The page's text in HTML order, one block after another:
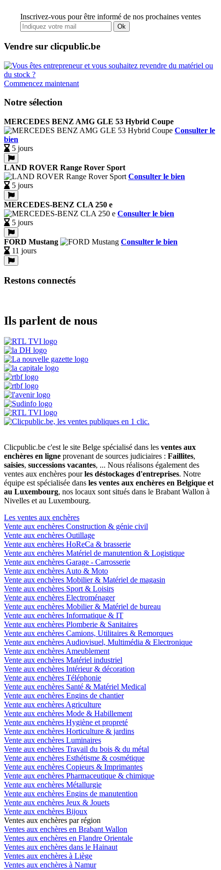
Inscrivez-vous pour être informé de nos prochaines ventes
Ok
Vendre sur clicpublic.be
Commencez maintenant
Notre sélection
MERCEDES BENZ AMG GLE 53 Hybrid Coupe
Consulter le
bien
5 jours
LAND ROVER Range Rover Sport
Consulter le bien
5 jours
MERCEDES-BENZ CLA 250 e
Consulter le bien
5 jours
FORD Mustang
Consulter le bien
11 jours
Restons connectés
Ils parlent de nous
Clicpublic.be c'est le site Belge spécialisé dans les ventes aux
enchères en ligne provenant de sources judiciaires : Faillites,
saisies, successions vacantes, ... Nous réalisons également des
ventes aux enchères pourles déstockages d'entreprises. Notre
équipe est spécialisée dans les ventes aux enchères en Belgique et
au Luxembourg, nos locaux sont situés dans le Brabant Wallon à
Nivelles et au Luxembourg.
Les ventes aux enchères
Vente aux enchères Construction & génie civil
Vente aux enchères Outillage
Vente aux enchères HoReCa & brasserie
Vente aux enchères Matériel de manutention & Logistique
Vente aux enchères Garage - Carrosserie
Vente aux enchères Auto & Moto
Vente aux enchères Mobilier & Matériel de magasin
Vente aux enchères Sport & Loisirs
Vente aux enchères Electroménager
Vente aux enchères Mobilier & Matériel de bureau
Vente aux enchères Informatique & IT
Vente aux enchères Plomberie & Sanitaires
Vente aux enchères Camions, Utilitaires & Remorques
Vente aux enchères Audiovisuel, Multimédia & Electronique
Vente aux enchères Ameublement
Vente aux enchères Matériel industriel
Vente aux enchères Intérieur & décoration
Vente aux enchères Téléphonie
Vente aux enchères Santé & Matériel Medical
Vente aux enchères Engins de chantier
Vente aux enchères Agriculture
Vente aux enchères Mode & Habillement
Vente aux enchères Hygiène et propreté
Vente aux enchères Horticulture & jardins
Vente aux enchères Luminaires
Vente aux enchères Travail du bois & du métal
Vente aux enchères Esthétisme & cosmétique
Vente aux enchères Copieurs & Imprimantes
Vente aux enchères Pharmaceutique & chimique
Vente aux enchères Métallurgie
Vente aux enchères Engins de manutention
Vente aux enchères Jeux & Jouets
Vente aux enchères Bijoux
Ventes aux enchères par région
Ventes aux enchères en Brabant Wallon
Ventes aux enchères en Flandre Orientale
Ventes aux enchères dans le Hainaut
Ventes aux enchères à Liège
Ventes aux enchères à Namur